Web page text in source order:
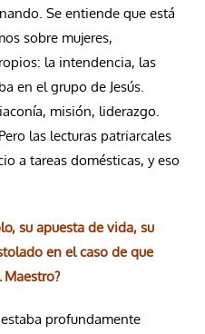
Se entiende que está
sobre mujeres,
la intendencia, las
en el grupo de Jesús.
misión, liderazgo.
las lecturas patriarcales
a tareas domésticas, y eso
su apuesta de vida, su
en el caso de que
profundamente